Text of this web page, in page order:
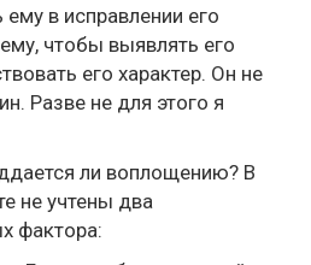
в исправлении его
чтобы выявлять его
его характер. Он не
Разве не для этого я
ли воплощению? В
не учтены два
фактора: